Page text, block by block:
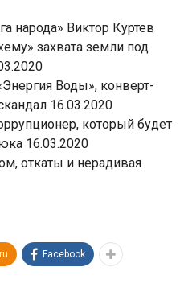
народа» Виктор Куртев
захвата земли под
Воды», конверт-
16.03.2020
который будет
16.03.2020
откаты и нерадивая
Facebook